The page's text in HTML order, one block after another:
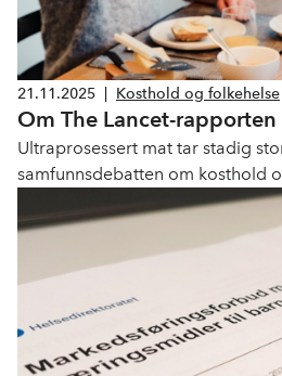
21.11.2025 Kosthold og folkehelse
Om The Lancet-rapporten
Ultraprosessert mat tar stadig
samfunnsdebatten om kosthold
artikkelserie fra The Lancet
drikkeindustrien for ikke å ville
sunnere kosthold.